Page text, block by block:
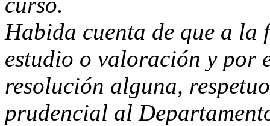
Habida cuenta de que a la
estudio o valoración y por
resolución alguna,
prudencial al